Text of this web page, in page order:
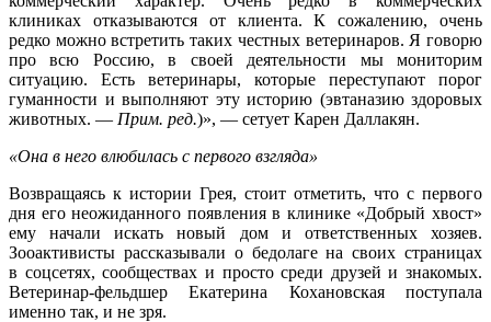
клиниках отказываются от клиента. К сожалению, очень
редко можно встретить таких честных ветеринаров. Я говорю
про всю Россию, в своей деятельности мы мониторим
ситуацию. Есть ветеринары, которые переступают порог
гуманности и выполняют эту историю (эвтаназию здоровых
животных. — Прим. ред.)», — сетует Карен Даллакян.
«Она в него влюбилась с первого взгляда»
Возвращаясь к истории Грея, стоит отметить, что с первого
дня его неожиданного появления в клинике «Добрый хвост»
ему начали искать новый дом и ответственных хозяев.
Зооактивисты рассказывали о бедолаге на своих страницах
в соцсетях, сообществах и просто среди друзей и знакомых.
Ветеринар-фельдшер Екатерина Кохановская поступала
именно так, и не зря.